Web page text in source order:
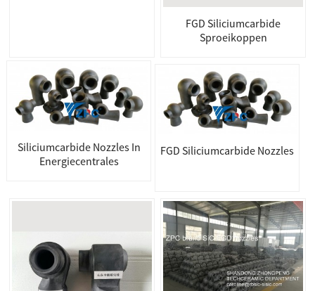
FGD Siliciumcarbide
Sproeikoppen
Siliciumcarbide Nozzles In
Energiecentrales
FGD Siliciumcarbide Nozzles